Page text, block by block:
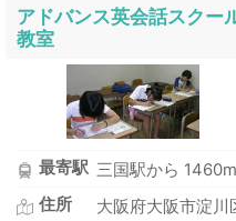
アドバンス英会話スクー
教室
最寄駅 三国駅から 1460m
住所
大阪府大阪市淀川